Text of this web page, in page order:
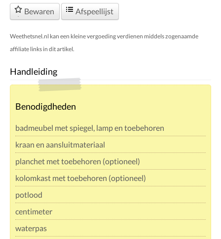
Bewaren Afspeellijst
Weethetsnel.nl kan een kleine vergoeding verdienen middels zogenaamde
affiliate links in dit artikel.
Handleiding
Benodigdheden
badmeubel met spiegel, lamp en toebehoren
kraan en aansluitmateriaal
planchet met toebehoren (optioneel)
kolomkast met toebehoren (optioneel)
potlood
centimeter
waterpas